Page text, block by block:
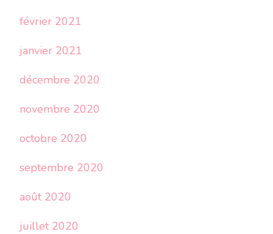
février 2021
janvier 2021
décembre 2020
novembre 2020
octobre 2020
septembre 2020
août 2020
juillet 2020